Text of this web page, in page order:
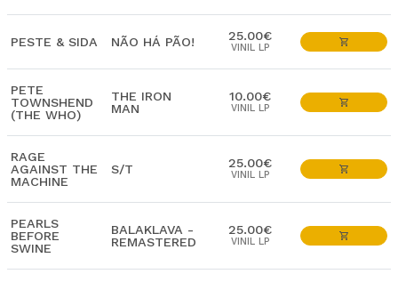
PESTE & SIDA NÃO HÁ PÃO! 25.00€
VINIL LP
PETE
TOWNSHEND
(THE WHO)
THE IRON
MAN
10.00€
VINIL LP
RAGE
AGAINST THE
MACHINE
S/T 25.00€
VINIL LP
PEARLS
BEFORE
SWINE
BALAKLAVA -
REMASTERED
25.00€
VINIL LP